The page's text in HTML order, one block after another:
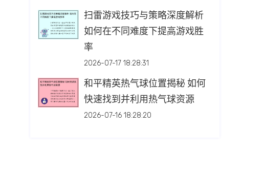
扫雷游戏技巧与策略深度解析
如何在不同难度下提高游戏胜
率
2026-07-17 18:28:31
和平精英热气球位置揭秘 如何
快速找到并利用热气球资源
2026-07-16 18:28:20